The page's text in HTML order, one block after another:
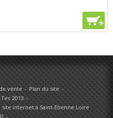
+
vente
Plan du site
2013
internet à Saint-Etienne Loire